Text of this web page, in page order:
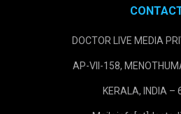
DOCTOR LIVE MEDIA
AP-VII-158,
KERALA, INDIA –